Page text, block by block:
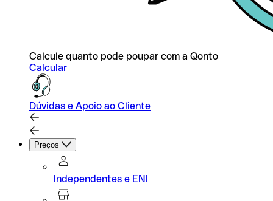
Calcule quanto pode poupar com a Qonto
Calcular
Dúvidas e Apoio ao Cliente
Preços
Independentes e ENI